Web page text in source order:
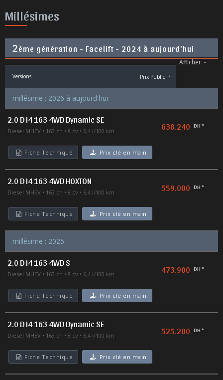
Millésimes
2ème génération - Facelift - 2024 à aujourd'hui
Afficher -
Versions Prix Public *
millésime : 2026 à aujourd'hui
2.0 D I4 163 4WD Dynamic SE
Diesel MHEV 163 ch 8 cv 6,4 l/100 km 630.240 DH *
Fiche Technique Prix clé en main
2.0 D I4 163 4WD HOXTON
Diesel MHEV 163 ch 8 cv 6,4 l/100 km 559.000 DH *
Fiche Technique Prix clé en main
millésime : 2025
2.0 D I4 163 4WD S
Diesel MHEV 163 ch 8 cv 6,4 l/100 km 473.900 DH *
Fiche Technique Prix clé en main
2.0 D I4 163 4WD Dynamic SE
Diesel MHEV 163 ch 8 cv 6,4 l/100 km 525.200 DH *
Fiche Technique Prix clé en main